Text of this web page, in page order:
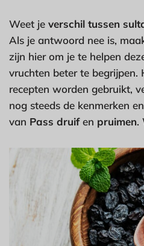
Weet je verschil tussen
Als je antwoord nee is,
zijn hier om je te helpen
vruchten beter te begrijpen.
recepten worden gebruikt,
nog steeds de kenmerken
van Pass druifen pruimen.